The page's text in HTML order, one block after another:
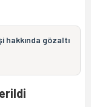
hakkında gözaltı